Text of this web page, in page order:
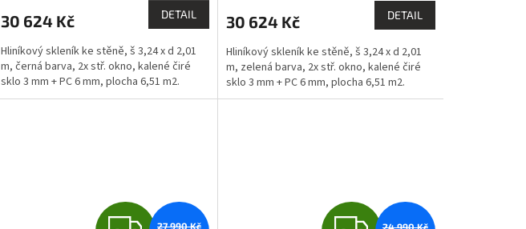
A
30 624 Kč DETAIL
Hliníkový skleník ke stěně, š 3,24 x d 2,01
m, černá barva, 2x stř. okno, kalené čiré
sklo 3 mm + PC 6 mm, plocha 6,51 m2.
A
30 624 Kč DETAIL
Hliníkový skleník ke stěně, š 3,24 x d 2,01
m, zelená barva, 2x stř. okno, kalené čiré
sklo 3 mm + PC 6 mm, plocha 6,51 m2.
27 990 Kč
24 990 Kč